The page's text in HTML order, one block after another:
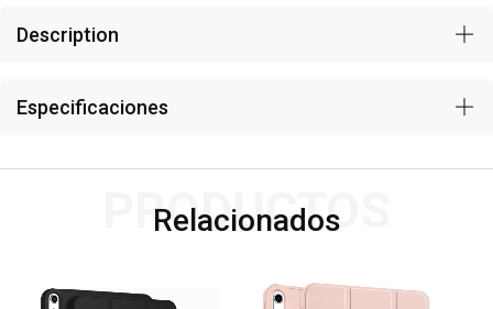
Description
Especificaciones
Relacionados
PRODUCTOS